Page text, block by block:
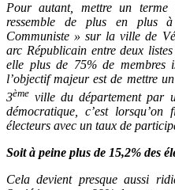
Pour autant, mettre un
ressemble de plus en plus
Communiste » sur la ville de
arc Républicain entre deux
elle plus de 75% de membres
l’objectif majeur est de mettre
3ème ville du département par
démocratique, c’est
électeurs avec un taux de
Soit à peine plus de 15,2% des
Cela devient presque aussi